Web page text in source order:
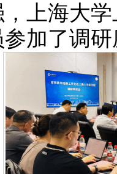
上海大
加了调